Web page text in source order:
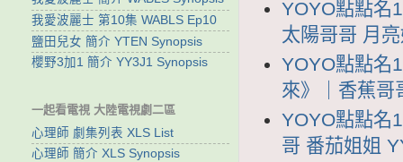
YOYO點點名
太陽哥哥 月
YOYO點點名
來》｜香蕉哥
YOYO點點名
哥 番茄姐姐
我愛波麗士 第10集 WABLS Ep10
鹽田兒女 簡介 YTEN Synopsis
櫻野3加1 簡介 YY3J1 Synopsis
一起看電視 大陸電視劇二區
心理師 劇集列表 XLS List
心理師 簡介 XLS Synopsis